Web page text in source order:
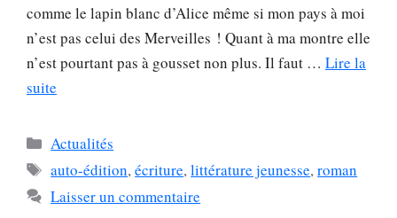
comme le lapin blanc d’Alice même si mon pays à moi
n’est pas celui des Merveilles ! Quant à ma montre elle
n’est pourtant pas à gousset non plus. Il faut … Lire la
suite
Catégories
Actualités
Étiquettes
auto-édition,écriture,littérature jeunesse,roman
Laisser un commentaire